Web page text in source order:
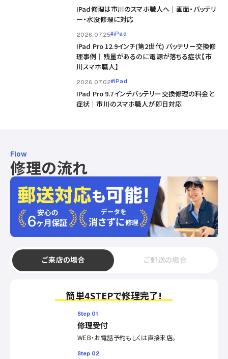
IPad修理は市川のスマホ職人へ｜画面・バッテリ
ー・水没修理に対応
2026.07.25#iPad
IPad Pro 12.9インチ(第2世代) バッテリー交換修
理事例｜残量があるのに電源が落ちる症状【市
川スマホ職人】
2026.07.02#iPad
IPad Pro 9.7インチバッテリー交換修理の料金と
症状｜市川のスマホ職人が即日対応
Flow
修理の流れ
ご来店の場合 ご郵送の場合
簡単4STEPで修理完了!
Step 01
修理受付
WEB・お電話予約もしくは直接来店。
Step 02